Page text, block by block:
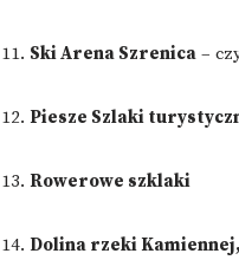
Ski Arena Szrenica –
Piesze Szlaki
Rowerowe szklaki
Dolina rzeki Kamiennej,